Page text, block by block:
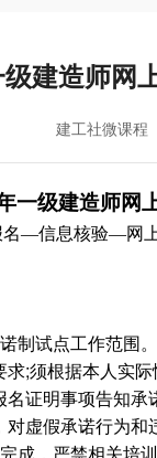
建造师网
建工社微课程
一级建造师网
名—信息核验—
制试点工作范
求;须根据本人实
证明事项告知承
虚假承诺行为和
成，严禁相关